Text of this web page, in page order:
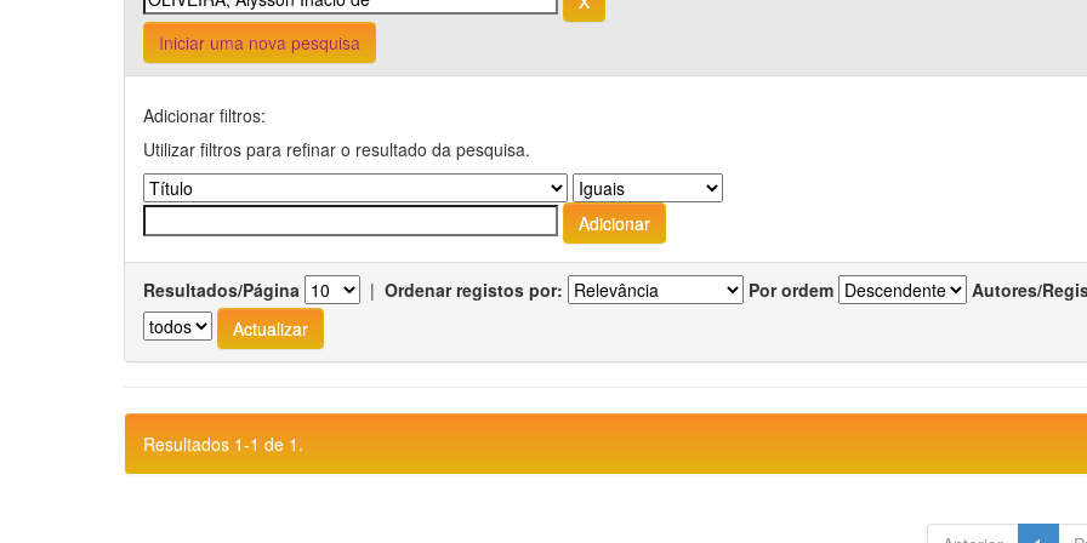
Iniciar uma nova pesquisa
Adicionar filtros:
Utilizar filtros para refinar o resultado da pesquisa.
Resultados/Página | Ordenar registos por: Por ordem Autores/
Resultados 1-1 de 1.